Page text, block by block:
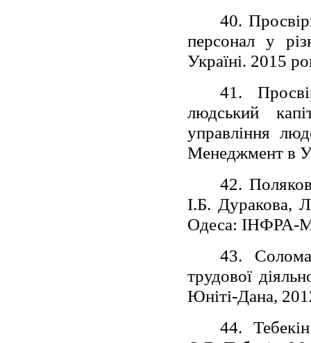
40.
персонал у
Україні. 2015
41.
людський
управління
Менеджмент в
42.
І.Б. Дуракова,
Одеса: ІНФРА-
43.
трудової
Юніті-Дана,
44.